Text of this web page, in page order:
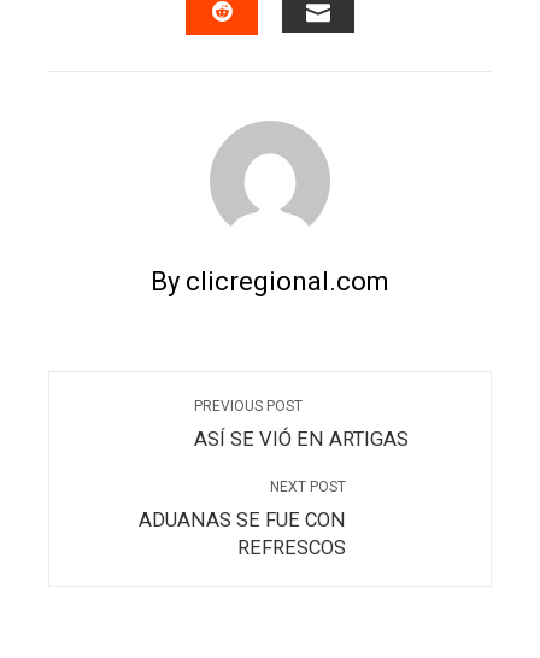
By clicregional.com
PREVIOUS POST
ASÍ SE VIÓ EN ARTIGAS
NEXT POST
ADUANAS SE FUE CON
REFRESCOS